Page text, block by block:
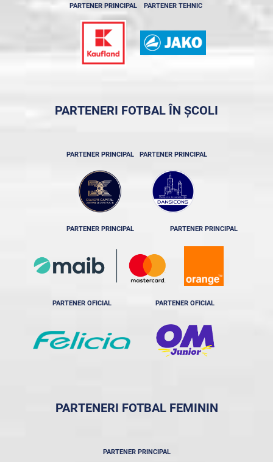
PARTENER PRINCIPAL PARTENER TEHNIC
PARTENERI FOTBAL ÎN ȘCOLI
PARTENER PRINCIPAL PARTENER PRINCIPAL
PARTENER PRINCIPAL PARTENER PRINCIPAL
PARTENER OFICIAL PARTENER OFICIAL
PARTENERI FOTBAL FEMININ
PARTENER PRINCIPAL